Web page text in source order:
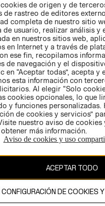
web está protegido por
de origen y de
de rastreo de editores
completa de nuestro sitio
de usuario, realizar análisis y
en nuestros sitios web,
en Internet y a través de
ese fin, recopilamos
de navegación y el
en “Aceptar todas”, acepta y
esta información con
Al elegir “Solo
cookies opcionales, lo que
y funciones personalizadas.
de cookies y servicios”
nuestro aviso de
más información.
Aviso de cookies y uso
ACEPTAR TODO
CONFIGURACIÓN DE COOKIES